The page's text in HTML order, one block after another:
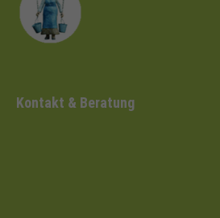
Kontakt & Beratung